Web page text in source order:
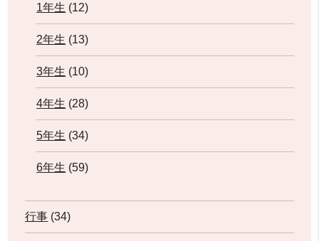
1年生 (12)
2年生 (13)
3年生 (10)
4年生 (28)
5年生 (34)
6年生 (59)
行事 (34)